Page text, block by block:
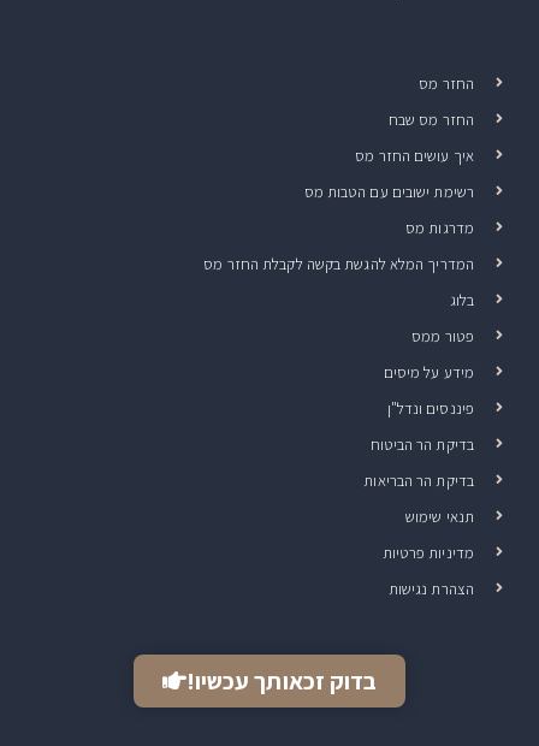
החזר מס
החזר מס שבח
איך עושים החזר מס
רשימת ישובים עם הטבות מס
מדרגות מס
המדריך המלא להגשת בקשה לקבלת החזר מס
בלוג
פטור ממס
מידע על מיסים
פיננסים ונדל"ן
בדיקת הר הביטוח
בדיקת הר הבריאות
תנאי שימוש
מדיניות פרטיות
הצהרת נגישות
בדוק זכאותך עכשיו!